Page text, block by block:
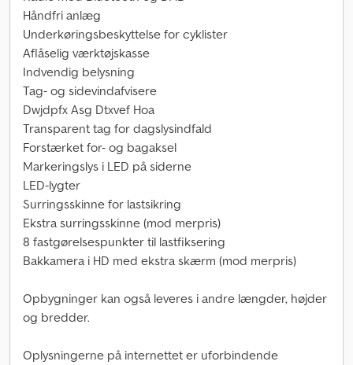
Håndfri anlæg
Underkøringsbeskyttelse for cyklister
Aflåselig værktøjskasse
Indvendig belysning
Tag- og sidevindafvisere
Dwjdpfx Asg Dtxvef Hoa
Transparent tag for dagslysindfald
Forstærket for- og bagaksel
Markeringslys i LED på siderne
LED-lygter
Surringsskinne for lastsikring
Ekstra surringsskinne (mod merpris)
8 fastgørelsespunkter til lastfiksering
Bakkamera i HD med ekstra skærm (mod merpris)
Opbygninger kan også leveres i andre længder, højder
og bredder.
Oplysningerne på internettet er uforbindende